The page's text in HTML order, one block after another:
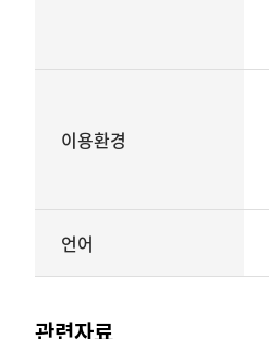
이용환경
언어
관련자료